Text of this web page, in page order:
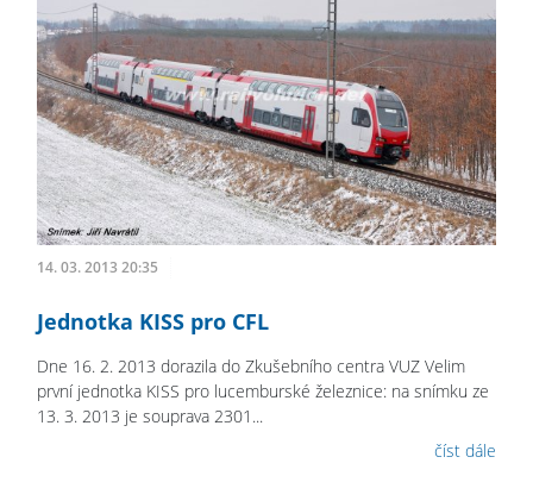
14. 03. 2013 20:35
Jednotka KISS pro CFL
Dne 16. 2. 2013 dorazila do Zkušebního centra VUZ Velim
první jednotka KISS pro lucemburské železnice: na snímku ze
13. 3. 2013 je souprava 2301...
číst dále